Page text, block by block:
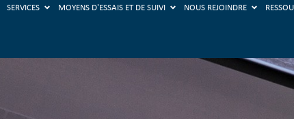
SERVICES MOYENS D'ESSAIS ET DE SUIVI NOUS REJOINDRE